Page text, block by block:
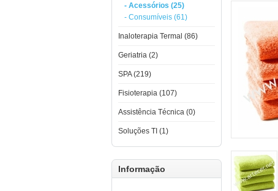
- Acessórios (25)
- Consumíveis (61)
Inaloterapia Termal (86)
Geriatria (2)
SPA (219)
Fisioterapia (107)
Assistência Técnica (0)
Soluções TI (1)
Informação